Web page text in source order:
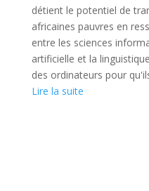
détient le potentiel de
africaines pauvres en
entre les sciences
artificielle et la
des ordinateurs pour
Lire la suite